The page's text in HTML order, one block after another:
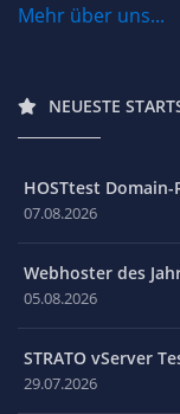
Mehr über uns...
NEUESTE
HOSTtest
07.08.2026
Webhoster des
05.08.2026
STRATO vServer
29.07.2026